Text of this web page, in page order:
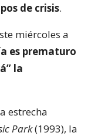
de crisis.
miércoles a
es prematuro
la
estrecha
Park(1993), la